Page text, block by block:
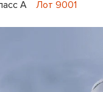
A Лот 9001